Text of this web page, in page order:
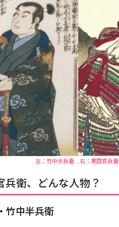
左：竹中半兵衛 右：黒田官兵衛
衛、どんな人物？
竹中半兵衛